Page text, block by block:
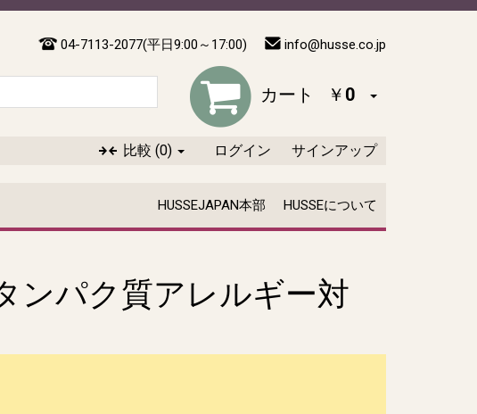
04-7113-2077(平日9:00～17:00) info@husse.co.jp
カート ￥0
比較 (0) ログイン サインアップ
HUSSEJAPAN本部 HUSSEについて
ンパク質アレルギー対